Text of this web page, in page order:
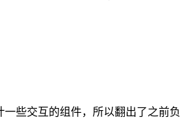
些交互的组件，所以翻出了之前负